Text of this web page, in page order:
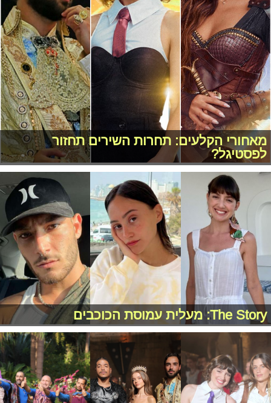
מאחורי הקלעים: תחרות השירים תחזור
לפסטיגל?
The Story: מעלית עמוסת הכוכבים